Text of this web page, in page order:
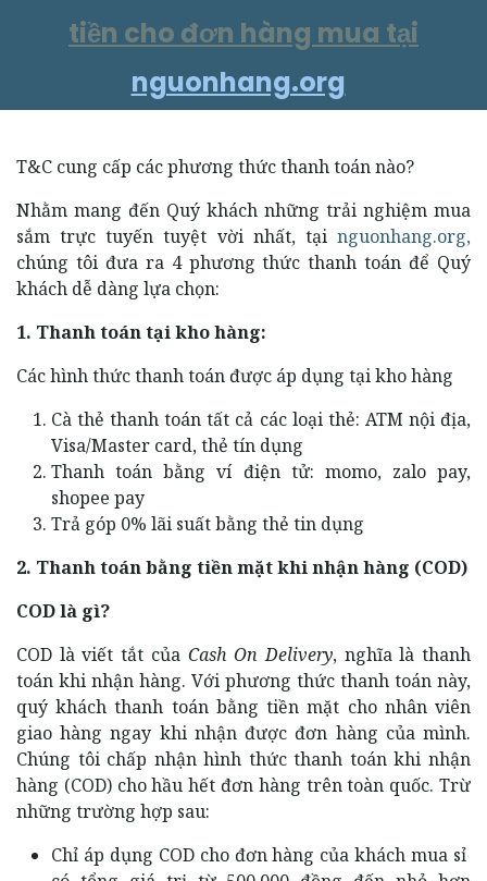
tiền cho đơn hàng mua tại
nguonhang.org
T&C cung cấp các phương thức thanh toán nào?
Nhằm mang đến Quý khách những trải nghiệm mua
sắm trực tuyến tuyệt vời nhất, tạinguonhang.org,
chúng tôi đưa ra 4 phương thức thanh toán để Quý
khách dễ dàng lựa chọn:
1. Thanh toán tại kho hàng:
Các hình thức thanh toán được áp dụng tại kho hàng
Cà thẻ thanh toán tất cả các loại thẻ: ATM nội địa,
Visa/Master card, thẻ tín dụng
Thanh toán bằng ví điện tử: momo, zalo pay,
shopee pay
Trả góp 0% lãi suất bằng thẻ tin dụng​
2. Thanh toán bằng tiền mặt khi nhận hàng (COD)
COD là gì?
COD là viết tắt của Cash On Delivery, nghĩa là thanh
toán khi nhận hàng. Với phương thức thanh toán này,
quý khách thanh toán bằng tiền mặt cho nhân viên
giao hàng ngay khi nhận được đơn hàng của mình.
Chúng tôi chấp nhận hình thức thanh toán khi nhận
hàng (COD) cho hầu hết đơn hàng trên toàn quốc. Trừ
những trường hợp sau:
Chỉ áp dụng COD cho đơn hàng của khách mua sỉ